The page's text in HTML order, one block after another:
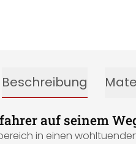
Beschreibung
auf seinem
in einen